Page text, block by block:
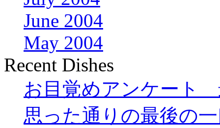
June 2004
May 2004
Recent Dishes
お目覚めアンケート
思った通りの最後の